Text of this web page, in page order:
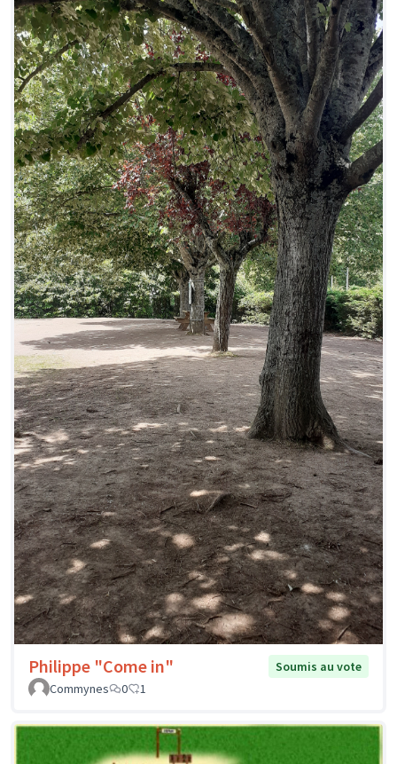
Philippe "Come in"
Soumis au vote
Commynes
0 1